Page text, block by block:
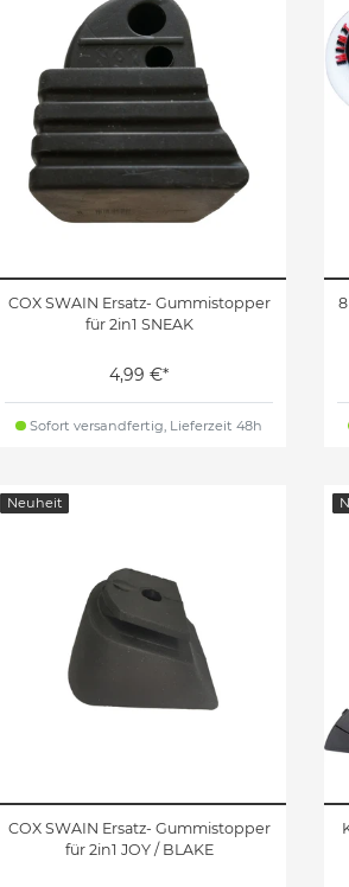
COX SWAIN Ersatz- Gummistopper
für 2in1 SNEAK
4,99 €*
Sofort versandfertig, Lieferzeit 48h
Neuheit
COX SWAIN Ersatz- Gummistopper
für 2in1 JOY / BLAKE